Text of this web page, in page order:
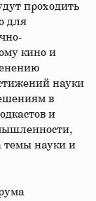
проходить
для
кино и
науки
в
и
темы науки и